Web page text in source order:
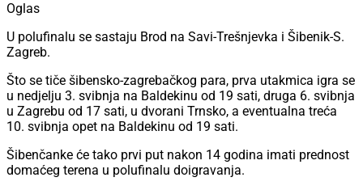
Oglas
U polufinalu se sastaju Brod na Savi-Trešnjevka i Šibenik-S.
Zagreb.
Što se tiče šibensko-zagrebačkog para, prva utakmica igra se
u nedjelju 3. svibnja na Baldekinu od 19 sati, druga 6. svibnja
u Zagrebu od 17 sati, u dvorani Trnsko, a eventualna treća
10. svibnja opet na Baldekinu od 19 sati.
Šibenčanke će tako prvi put nakon 14 godina imati prednost
domaćeg terena u polufinalu doigravanja.